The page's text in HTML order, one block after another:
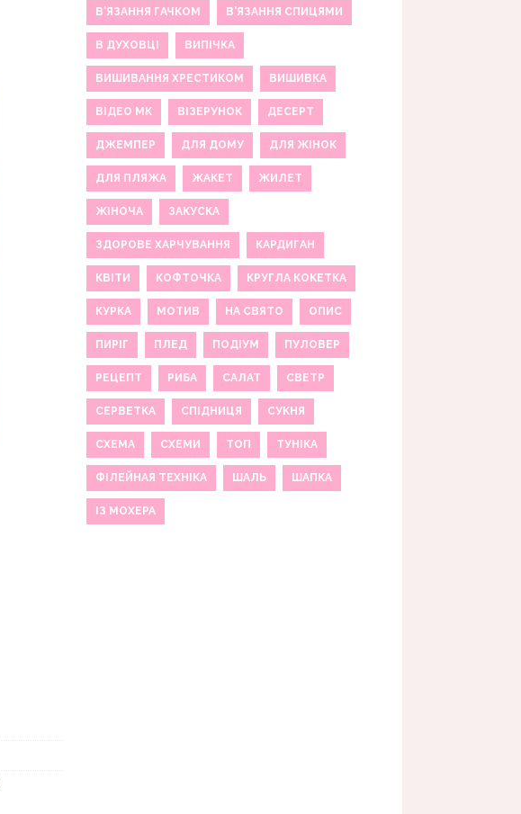
В'ЯЗАННЯ ГАЧКОМ В'ЯЗАННЯ СПИЦЯМИ
В ДУХОВЦІ ВИПІЧКА
ВИШИВАННЯ ХРЕСТИКОМ ВИШИВКА
ВІДЕО МК ВІЗЕРУНОК ДЕСЕРТ
ДЖЕМПЕР ДЛЯ ДОМУ ДЛЯ ЖІНОК
ДЛЯ ПЛЯЖА ЖАКЕТ ЖИЛЕТ
ЖІНОЧА ЗАКУСКА
ЗДОРОВЕ ХАРЧУВАННЯ КАРДИГАН
КВІТИ КОФТОЧКА КРУГЛА КОКЕТКА
КУРКА МОТИВ НА СВЯТО ОПИС
ПИРІГ ПЛЕД ПОДІУМ ПУЛОВЕР
РЕЦЕПТ РИБА САЛАТ СВЕТР
СЕРВЕТКА СПІДНИЦЯ СУКНЯ
СХЕМА СХЕМИ ТОП ТУНІКА
ФІЛЕЙНАЯ ТЕХНІКА ШАЛЬ ШАПКА
ІЗ МОХЕРА